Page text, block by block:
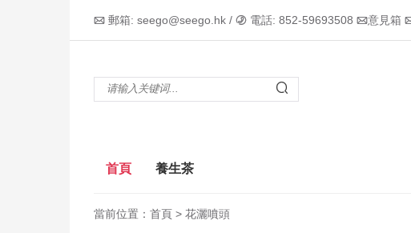
 郵箱: seego@seego.hk /  電話: 852-59693508 意見箱

首頁 養生茶
當前位置： 首頁 > 花灑噴頭